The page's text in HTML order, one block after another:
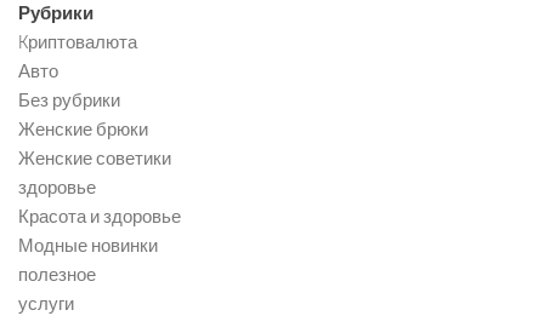
Рубрики
Kриптовалюта
Авто
Без рубрики
Женские брюки
Женские советики
здоровье
Красота и здоровье
Модные новинки
полезное
услуги